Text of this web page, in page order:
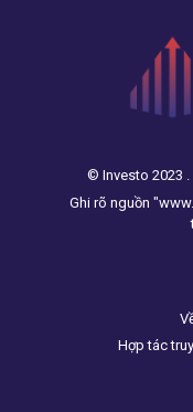
© Investo 2023 .
Ghi rõ nguồn
Hợp tác